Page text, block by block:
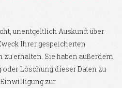
unentgeltlich Auskunft über
Ihrer gespeicherten
erhalten. Sie haben außerdem
Löschung dieser Daten zu
zur